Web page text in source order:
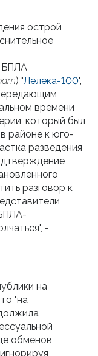
острой
БПЛА
) "Лелека-100",
времени
который был
районе к юго-
разведения
разговор к
-
на
"на
обменов